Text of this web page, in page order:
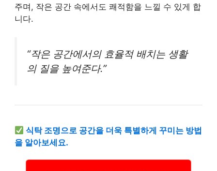
주며, 작은 공간 속에서도 쾌적함을 느낄 수 있게 합
니다.
“작은 공간에서의 효율적 배치는 생활
의 질을 높여준다.”
식탁 조명으로 공간을 더욱 특별하게 꾸미는 방법
을 알아보세요.